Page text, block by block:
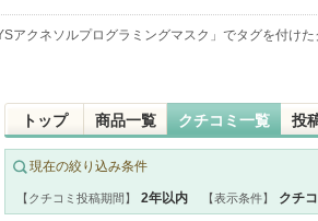
アクネソルプログラミングマスク 」でタグを付け
トップ 商品一覧 クチコミ一覧 投
現在の絞り込み条件
【クチコミ投稿期間】 2年以内 【表示条件】 クチ